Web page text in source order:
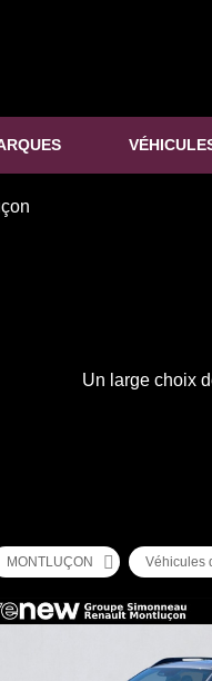
Un large choix
MONTLUÇON Véhicules